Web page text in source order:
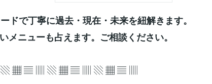
ドで丁寧に過去・現在・未来を紐解きます。
メニューも占えます。ご相談ください。
▦ ▤ ▥ ▧ ▦ ▤ ▥ ▧ ▦ ▤ ▥